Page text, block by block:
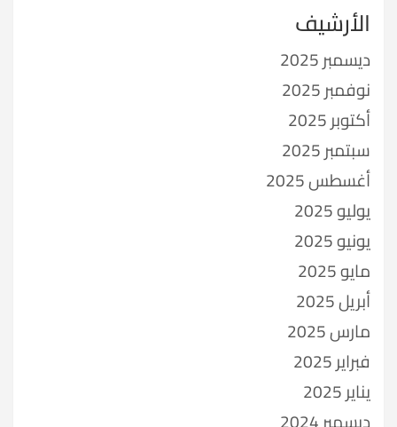
الأرشيف
ديسمبر 2025
نوفمبر 2025
أكتوبر 2025
سبتمبر 2025
أغسطس 2025
يوليو 2025
يونيو 2025
مايو 2025
أبريل 2025
مارس 2025
فبراير 2025
يناير 2025